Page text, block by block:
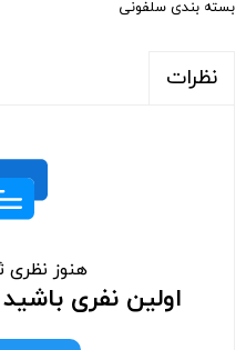
بسته بندی سلفونی
نظرات
هنوز نظری
اولین نفری